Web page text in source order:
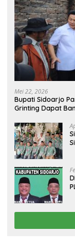
Mei 22, 2026
Bupati Sidoarjo
Grinting Dapat